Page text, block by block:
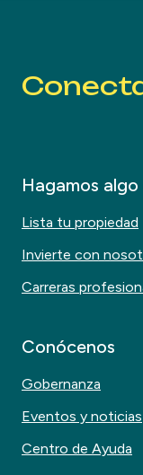
Hagamos
Lista tu propiedad
Invierte con
Carreras
Conócenos
Gobernanza
Eventos y noticias
Centro de Ayuda